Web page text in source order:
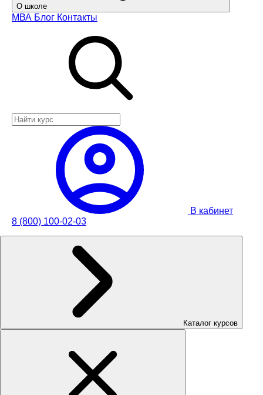
О школе
МВА Блог Контакты
В кабинет
8 (800) 100-02-03
Каталог курсов